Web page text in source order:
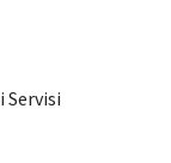
Servisi